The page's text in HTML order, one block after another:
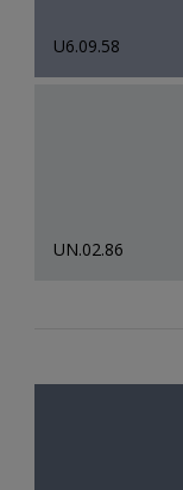
U6.09.58
UN.02.86